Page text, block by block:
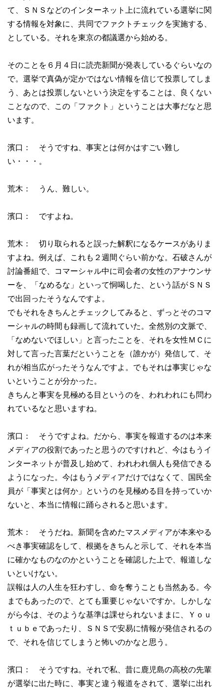
て、ＳＮＳなどのインターネット上に流れている選挙に関
する情報を対象に、共同でファクトチェックを実施する、
としている。それを東京の都議選から始める。
そのことを６月４日に読売新聞が発表しているぐらいなの
で。選挙で真偽が定かではない情報を信じて投票してしま
う、あとは投票しないという決定をすることは、良くない
ことなので、この「ファクト」ということは大事だなと思
います。
濱口： そうですね、事実とは何かはすごい難し
い・・・。
荒木： うん、難しい。
濱口： ですよね。
荒木： 切り取られると誤った解釈になるケースがありま
すよね。例えば、これも２週間ぐらい前かな。石破さんが
討論番組で、コマーシャル中に司会者の女性のアナウンサ
ーを、「なめるな」といって恫喝した、という話がＳＮＳ
で出回ったそうなんですよ。
でもそれをきちんとチェックしてみると、ずっとそのコマ
ーシャルの時間も録画して流れていた。全然別の文脈で、
「なめないでほしい」と言ったことを、それを女性ＭＣに
対して言った言葉だということを（誰かが）発信して、そ
れが相当広がったそうなんですよ。でもそれは事実じゃな
いということが分かった。
きちんと事実を見極める目というのを、われわれにも問わ
れているなと思いますね。
濱口： そうですよね。だから、事実を報道するのは本来
メディアの役割であったと思うのですけれど、今はもうイ
ンターネットが普及し始めて、われわれ個人も発信できる
ようになった。今はもうメディアだけではなくて、国民全
員が「事実とは何か」というのを見極める目を持っていか
ないと、本当に情報に踊らされると思います。
荒木： そうだね。新聞を含めたマスメディアが本来やる
べき事実確認をして、根拠をきちんと示して、それを本当
に確かなものなのかということを確認した上で、報道しな
いといけない。
誤報は人の人生を狂わすし、命を奪うことも当然ある。今
までもあったので、とても重要じゃないですか。しかしな
がら今は、そのような基準は課せられないままに、Ｙｏｕ
ｔｕｂｅであったり、ＳＮＳで安易に情報が発信されるの
で、それを信じてしまうと怖いのかなと思う。
濱口： そうですね。それで私、昔に鹿児島の高校の先輩
が選挙に出た時に、事実と違う報道をされて、選挙に出れ